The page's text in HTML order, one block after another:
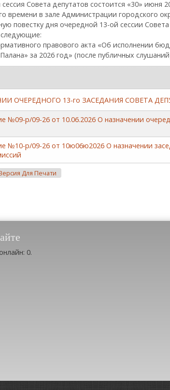
Совета депутатов состоится «30» июня
времени в зале Администрации городского
повестку дня очередной 13-ой сессии
правового акта «Об исполнении
за 2026 год» (после публичных
ОЧЕРЕДНОГО 13-го ЗАСЕДАНИЯ СОВЕТА
№09-р/09-26 от 10.06.2026 О назначении
№10-р/09-26 от 10ю06ю2026 О назначении
Для Печати
0.